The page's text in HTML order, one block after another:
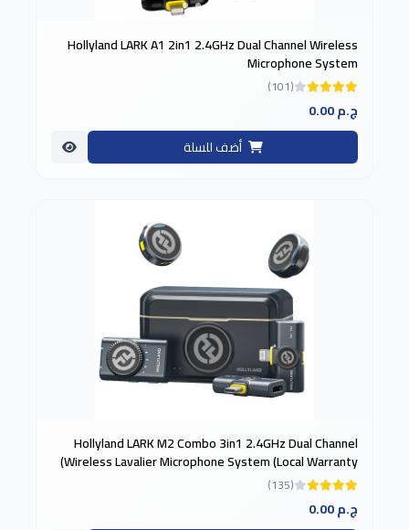
Hollyland LARK A1 2in1 2.4GHz Dual Channel Wireless
Microphone System
(101)
0.00 ج.م
أضف للسلة
Hollyland LARK M2 Combo 3in1 2.4GHz Dual Channel
Wireless Lavalier Microphone System (Local Warranty)
(135)
0.00 ج.م